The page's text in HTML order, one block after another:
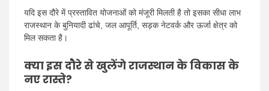
यदि इस दौरे में प्रस्तावित योजनाओं को मंजूरी मिलती है तो इसका सीधा लाभ
राजस्थान के बुनियादी ढांचे, जल आपूर्ति, सड़क नेटवर्क और ऊर्जा क्षेत्र को
मिल सकता है।
क्या इस दौरे से खुलेंगे राजस्थान के विकास के
नए रास्ते?